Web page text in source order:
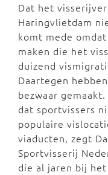
Dat het
Haringvlietdam
komt mede
maken die het
duizend
Daartegen
bezwaar
dat sportvissers
populaire
viaducten, zegt
Sportvisserij
die al jaren bij